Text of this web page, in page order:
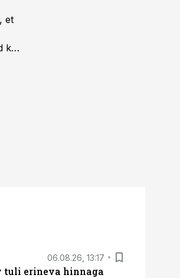
et
kui
06.08.26, 13:17
tuli erineva hinnaga